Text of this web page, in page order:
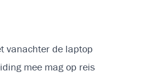
vanachter de laptop
mee mag op reis